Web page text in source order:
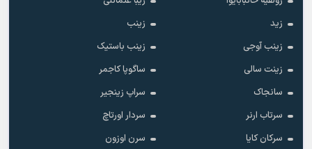
زید
زینب
زینب آوجی
زینب باستیک
زینت سالی
ساگوپا کاجمر
سانجاک
سراپ زینجیر
سرتاب ارنر
سردار اورتاچ
سرکان کایا
سرن اوزون